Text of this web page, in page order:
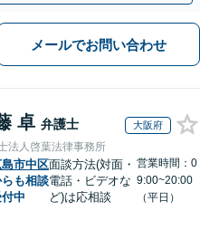
メールでお問い合わせ
卓 弁護士 大阪府
法人啓葉法律事務所
島市中区
も相談
中
面談方法(対面・
電話・ビデオな
ど)は応相談
営業時間：0
9:00~20:00
（平日）